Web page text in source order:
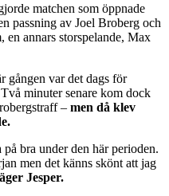
matchen som öppnade
passning av Joel Broberg och
annars storspelande, Max
gången var det dags för
minuter senare kom dock
– men då klev
bra under den här perioden.
men det känns skönt att jag
Jesper.